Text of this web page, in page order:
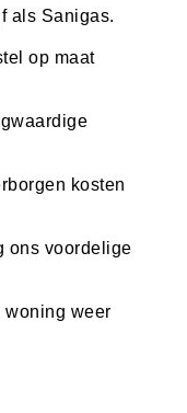
als Sanigas.
op maat
kosten
ons voordelige
woning weer